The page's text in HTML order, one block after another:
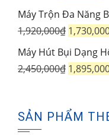
gốc
là:
Máy Trộn Đa Năng
1,920,000₫ Giá
gốc
là:
Máy Hút Bụi Dạng
2,450,000₫ Giá
SẢN PHẨM